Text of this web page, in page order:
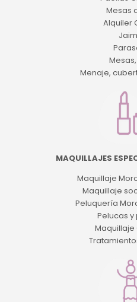
Mesas
Alquiler
Menaje,
MAQUILLAJES
Maquillaje
Maquillaje
Peluquería
Pelucas y